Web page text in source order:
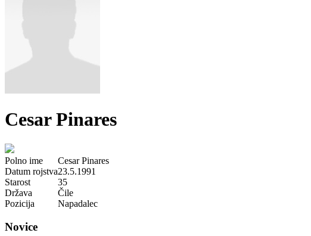
Cesar Pinares
Polno ime
Cesar Pinares
Datum rojstva23.5.1991
Starost
35
Država
Čile
Pozicija
Napadalec
Novice